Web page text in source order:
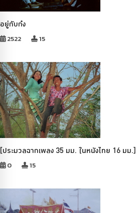
อยู่กับก๋ง
2522 15
[ประมวลฉากเพลง 35 มม. ในหนังไทย 16 มม.]
0 15